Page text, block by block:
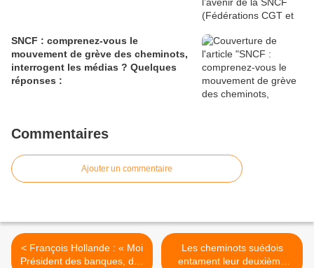
SNCF : comprenez-vous le
mouvement de grève des cheminots,
interrogent les médias ? Quelques
réponses :
Commentaires
Ajouter un commentaire
< François Hollande : « Moi
Président des banques, des
Les cheminots suédois
entament leur deuxième